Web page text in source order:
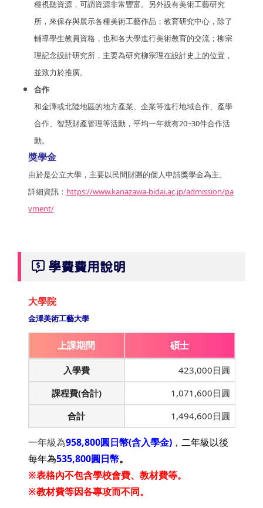
種視聽資源，可謂資源非常豐富。另外設有美術工藝研究
所，來保存與展示各種美術工藝作品；教育研究中心，除了
輔導學生教員資格，也和各大學進行美術教育的交流；柳宗
理記念設計研究所，主要為研究柳宗理在設計史上的位置，
並致力於推廣。
合作
和金澤或北陸地區的地方產業、企業等進行地域合作、產學
合作、智慧財產管理等活動，平均一年就有20~30件合作活
動。
獎學金
由於是公立大學，主要以民間財團的個人申請獎學金為主。
詳細資訊： https://www.kanazawa-bidai.ac.jp/admission/pa
yment/
學費費用說明
大學院
金澤美術工藝大學
上課期間 碩士
入學費
423,000日圓
課程費(合計)
1,071,600日圓
合計
1,494,600日圓
一年級為958,800圓日幣(含入學金)，二年級以後
每年為535,800圓日幣。
※表格內不包含學校會費、教材費等。
※教材費等因各專攻而不同。